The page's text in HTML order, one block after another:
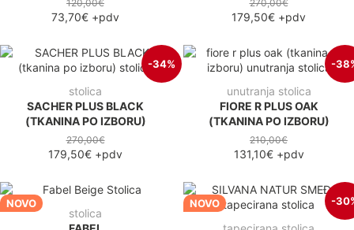
120,00€
73,70€ +pdv
270,00€
179,50€ +pdv
-34%
stolica
SACHER PLUS BLACK
(TKANINA PO IZBORU)
270,00€
179,50€ +pdv
-
unutranja stolica
FIORE R PLUS OAK
(TKANINA PO IZBORU)
210,00€
131,10€+pdv
NOVO
stolica
NOVO -